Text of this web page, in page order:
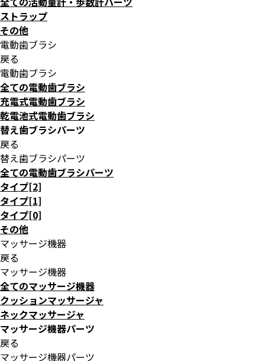
ストラップ
その他
電動歯ブラシ
戻る
電動歯ブラシ
全ての電動歯ブラシ
充電式電動歯ブラシ
乾電池式電動歯ブラシ
替え歯ブラシパーツ
戻る
替え歯ブラシパーツ
全ての電動歯ブラシパーツ
タイプ[2]
タイプ[1]
タイプ[0]
その他
マッサージ機器
戻る
マッサージ機器
全てのマッサージ機器
クッションマッサージャ
ネックマッサージャ
マッサージ機器パーツ
戻る
マッサージ機器パーツ